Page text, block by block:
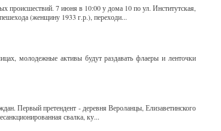
происшествий. 7 июня в 10:00 у дома 10 по ул. Институтская,
(женщину 1933 г.р.), переходи...
молодежные активы будут раздавать флаеры и ленточки
Первый претендент - деревня Вероланцы, Елизаветинского
свалка, ку...